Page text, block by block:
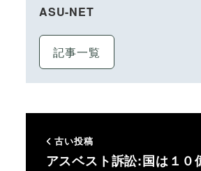
ASU-NET
記事一覧
古い投稿
アスベスト訴訟:国は１０